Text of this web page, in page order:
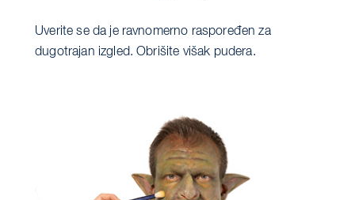
Uverite se da je ravnomerno raspoređen za
dugotrajan izgled. Obrišite višak pudera.